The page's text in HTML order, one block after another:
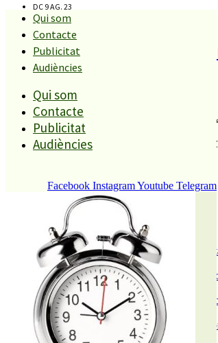
Qui som
Contacte
Publicitat
Audiències
Qui som
Contacte
Publicitat
Audiències
Facebook InstagramYoutube Telegram
DC 9 AG. 23
La nova bossa
a agafar forma
Després de la rehabilitació de
l’espai i que els veïns l’utilitzin com
És tendència ara
ESPORTS CAP DE SETMANA
Els veïns de Palafolls refermen la seva
3
S’aprova definitivament el projecte de
4
La Nau d’Entitats mantindrà la seva
5
Malgrat de Mar enceta demà la Festa